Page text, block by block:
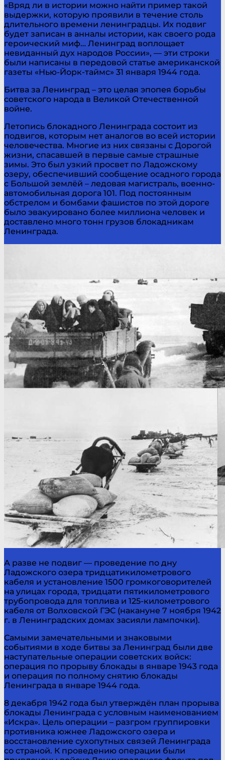
«Вряд ли в истории можно найти пример такой
выдержки, которую проявили в течение столь
длительного времени ленинградцы. Их подвиг
будет записан в анналы истории, как своего рода
героический миф… Ленинград воплощает
невиданный дух народов России», — эти строки
были написаны в передовой статье американской
газеты «Нью-Йорк-таймс» 31 января 1944 года.
Битва за Ленинград – это целая эпопея борьбы
советского народа в Великой Отечественной
войне.
Летопись блокадного Ленинграда состоит из
подвигов, которым нет аналогов во всей истории
человечества. Многие из них связаны с Дорогой
жизни, спасавшей в первые самые страшные
зимы. Это был узкий просвет по Ладожскому
озеру, обеспечивший сообщение осадного города
с Большой землёй – ледовая магистраль, военно-
автомобильная дорога 101. Под постоянным
обстрелом и бомбами фашистов по этой дороге
было эвакуировано более миллиона человек и
доставлено много тонн грузов блокадникам
Ленинграда.
А разве не подвиг — проведение по дну
Ладожского озера тридцатикилометрового
кабеля и установление 1500 громкоговорителей
на улицах города, тридцати пятикилометрового
трубопровода для топлива и 125-километрового
кабеля от Волховской ГЭС (накануне 7 ноября 1942
г. в Ленинградских домах засияли лампочки).
Самыми замечательными и знаковыми
событиями в ходе битвы за Ленинград были две
наступательные операции советских войск:
операция по прорыву блокады в январе 1943 года
и операция по полному снятию блокады
Ленинграда в январе 1944 года.
8 декабря 1942 года был утверждён план прорыва
блокады Ленинграда с условным наименованием
«Искра». Цель операции – разгром группировки
противника южнее Ладожского озера и
восстановление сухопутных связей Ленинграда
со страной. К проведению операции были